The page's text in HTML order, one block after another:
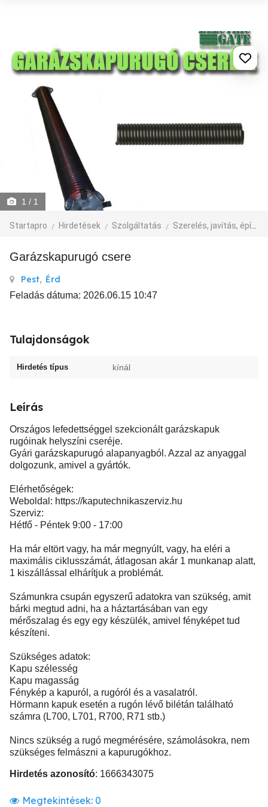
1 / 1
Startapro Hirdetések Szolgáltatás Szerelés, javítás, építkezés
Garázskapurugó csere
Pest, Érd
Feladás dátuma: 2026.06.15 10:47
Tulajdonságok
Hirdetés típus kínál
Leírás
Országos lefedettséggel szekcionált garázskapuk
rugóinak helyszíni cseréje.
Gyári garázskapurugó alapanyagból. Azzal az anyaggal
dolgozunk, amivel a gyártók.
Elérhetőségek:
Weboldal: https://kaputechnikaszerviz.hu
Szerviz:
Hétfő - Péntek 9:00 - 17:00
Ha már eltört vagy, ha már megnyúlt, vagy, ha eléri a
maximális ciklusszámát, átlagosan akár 1 munkanap alatt,
1 kiszállással elhárítjuk a problémát.
Számunkra csupán egyszerű adatokra van szükség, amit
bárki megtud adni, ha a háztartásában van egy
mérőszalag és egy egy készülék, amivel fényképet tud
készíteni.
Szükséges adatok:
Kapu szélesség
Kapu magasság
Fénykép a kapuról, a rugóról és a vasalatról.
Hörmann kapuk esetén a rugón lévő bilétán található
számra (L700, L701, R700, R71 stb.)
Nincs szükség a rugó megmérésére, számolásokra, nem
szükséges felmászni a kapurugókhoz.
Hirdetés azonosító: 1666343075
Megtekintések: 0